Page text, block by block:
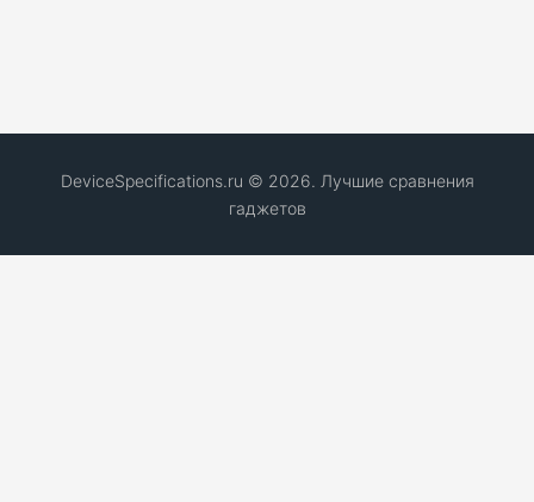
DeviceSpecifications.ru © 2026. Лучшие сравнения
гаджетов